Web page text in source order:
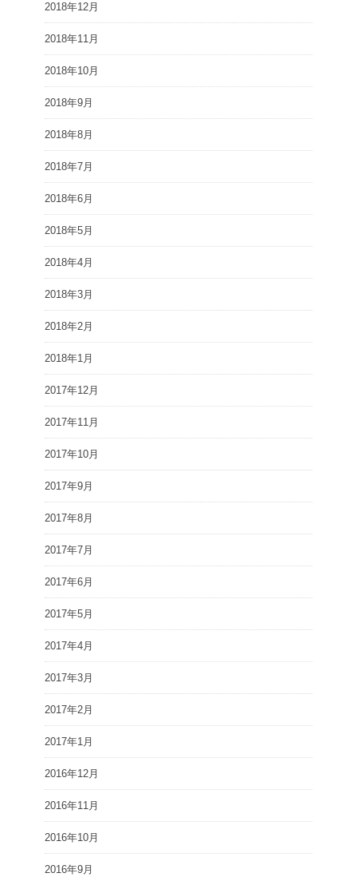
2018年12月
2018年11月
2018年10月
2018年9月
2018年8月
2018年7月
2018年6月
2018年5月
2018年4月
2018年3月
2018年2月
2018年1月
2017年12月
2017年11月
2017年10月
2017年9月
2017年8月
2017年7月
2017年6月
2017年5月
2017年4月
2017年3月
2017年2月
2017年1月
2016年12月
2016年11月
2016年10月
2016年9月